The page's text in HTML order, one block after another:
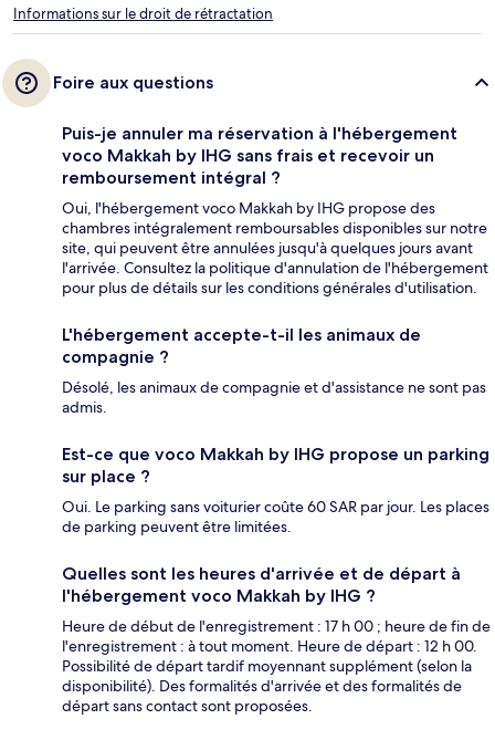
Informations sur le droit de rétractation
Foire aux questions
Puis-je annuler ma réservation à l'hébergement
voco Makkah by IHG sans frais et recevoir un
remboursement intégral ?
Oui, l'hébergement voco Makkah by IHG propose des
chambres intégralement remboursables disponibles sur notre
site, qui peuvent être annulées jusqu'à quelques jours avant
l'arrivée. Consultez la politique d'annulation de l'hébergement
pour plus de détails sur les conditions générales d'utilisation.
L'hébergement accepte-t-il les animaux de
compagnie ?
Désolé, les animaux de compagnie et d'assistance ne sont pas
admis.
Est-ce que voco Makkah by IHG propose un parking
sur place ?
Oui. Le parking sans voiturier coûte 60 SAR par jour. Les places
de parking peuvent être limitées.
Quelles sont les heures d'arrivée et de départ à
l'hébergement voco Makkah by IHG ?
Heure de début de l'enregistrement : 17 h 00 ; heure de fin de
l'enregistrement : à tout moment. Heure de départ : 12 h 00.
Possibilité de départ tardif moyennant supplément (selon la
disponibilité). Des formalités d'arrivée et des formalités de
départ sans contact sont proposées.